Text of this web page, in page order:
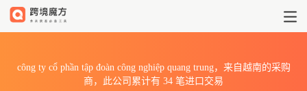
công ty cổ phần tập đoàn công nghiệp quang trung，来自越南的采购
商，此公司累计有 34 笔进口交易